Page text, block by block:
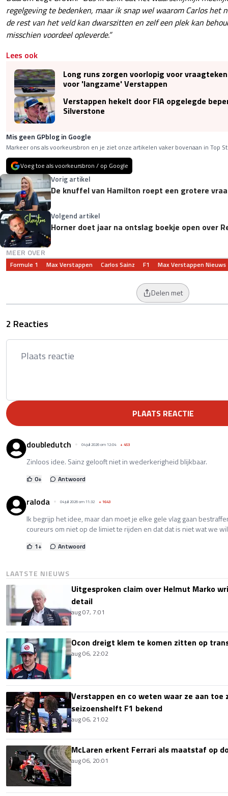
regelgeving te bedenken, maar ik snap wel waarom Carlos het
de rest van het veld kan dwarszitten en zelf een plek kan
misschien voordeel opleverde.”
Lees ook
Long runs zorgen voorlopig voor
voor 'langzame' Verstappen
Verstappen hekelt door FIA opgelegde
Silverstone
Mis geen GPblog in Google
Markeer ons als voorkeursbron en je ziet onze artikelen vaker bovenaan in Top
Voeg toe als voorkeursbron / op Google
Vorig artikel
De knuffel van Hamilton roept een grotere
Volgend artikel
Horner doet jaar na ontslag boekje open over
MEER OVER
Formule 1 Max Verstappen Carlos Sainz F1 Max Verstappen Nieuws
Delen met
2 Reacties
PLAATS REACTIE
doubledutch 04 juli 2026 om 12:04 +453
Zinloos idee. Sainz gelooft niet in wederkerigheid blijkbaar.
0+ Antwoord
raloda 04 juli 2026 om 11:32 +1643
Ik begrijp het idee, maar dan moet je elke gele vlag gaan
coureurs om niet op de limiet te rijden en dat dat is niet wat we
1+ Antwoord
LAATSTE NIEUWS
Uitgesproken claim over Helmut Marko
detail
aug 07, 7:01
Ocon dreigt klem te komen zitten op
aug 06, 22:02
Verstappen en co weten waar ze aan
seizoenshelft F1 bekend
aug 06, 21:02
McLaren erkent Ferrari als maatstaf op
aug 06, 20:01